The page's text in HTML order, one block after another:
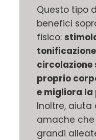
Questo tipo
benefici
fisico:
circolazione
proprio
e migliora la
Inoltre, aiuta
amache che
grandi